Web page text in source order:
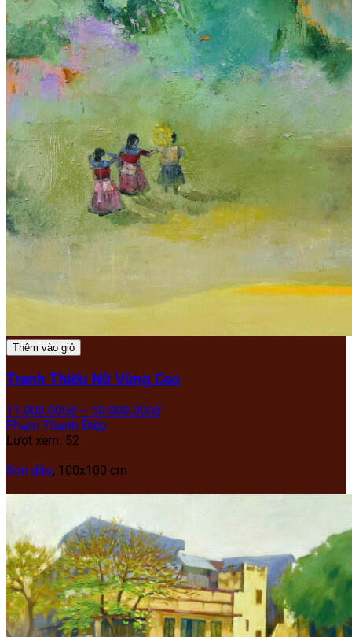
Thêm vào giỏ
Tranh Thiếu Nữ Vùng Cao
11.000.000₫ – 50.000.000₫
Phạm Thanh Điệp
Lượt xem: 52
Sơn dầu, 100x100 cm